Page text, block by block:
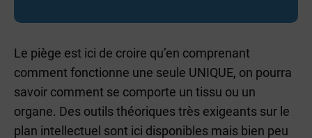
Le piège est ici de croire qu’en comprenant
comment fonctionne une seule UNIQUE, on pourra
savoir comment se comporte un tissu ou un
organe. Des outils théoriques très exigeants sur le
plan intellectuel sont ici disponibles mais bien peu